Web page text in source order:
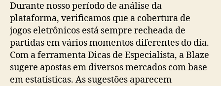
Durante nosso período de análise da
plataforma, verificamos que a cobertura de
jogos eletrônicos está sempre recheada de
partidas em vários momentos diferentes do dia.
Com a ferramenta Dicas de Especialista, a Blaze
sugere apostas em diversos mercados com base
em estatísticas. As sugestões aparecem